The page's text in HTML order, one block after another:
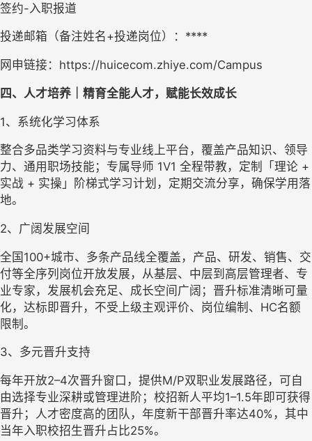
签约-入职报道
投递邮箱（备注姓名+投递岗位）：****
网申链接： https://huicecom.zhiye.com/Campus
四 、人才培养｜精育全能人才，赋能长效成长
1、 系统化学习体系
整合多品类学习资料与专业线上平台，覆盖产品知识、领导
力、通用职场技能；专属导师 1V1 全程带教，定制「理论 +
实战 + 实操」阶梯式学习计划，定期交流分享，确保学用落
地。
2、 广阔发展空间
全国100+城市、多条产品线全覆盖，产品、研发、销售、交
付等全序列岗位开放发展，从基层、中层到高层管理者、专
业专家，发展机会充足、成长空间广阔；晋升标准清晰可量
化，达标即晋升，不受上级主观评价、岗位编制、HC名额
限制。
3、 多元晋升支持
每年开放2–4次晋升窗口，提供M/P双职业发展路径，可自
由选择专业深耕或管理进阶；校招新人平均1–1.5年即可获得
晋升；人才密度高的团队，年度新干部晋升率达40%，其中
当年入职校招生晋升占比25%。